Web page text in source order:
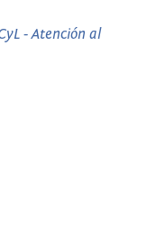
- Atención al